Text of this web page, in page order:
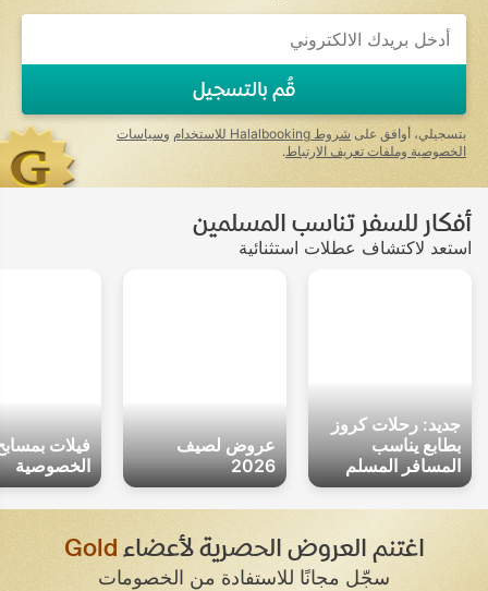
قُم بالتسجيل
بتسجيلي، أوافق على شروط Halalbooking للاستخدام وسياسات
الخصوصية وملفات تعريف الارتباط.
أفكار للسفر تناسب المسلمين
استعد لاكتشاف عطلات استثنائية
جديد: رحلات كروز
بطابع يناسب
المسافر المسلم
عروض لصيف
2026
فيلات
الخصوصية
اغتنم العروض الحصرية لأعضاءGold
سجّل مجانًا للاستفادة من الخصومات